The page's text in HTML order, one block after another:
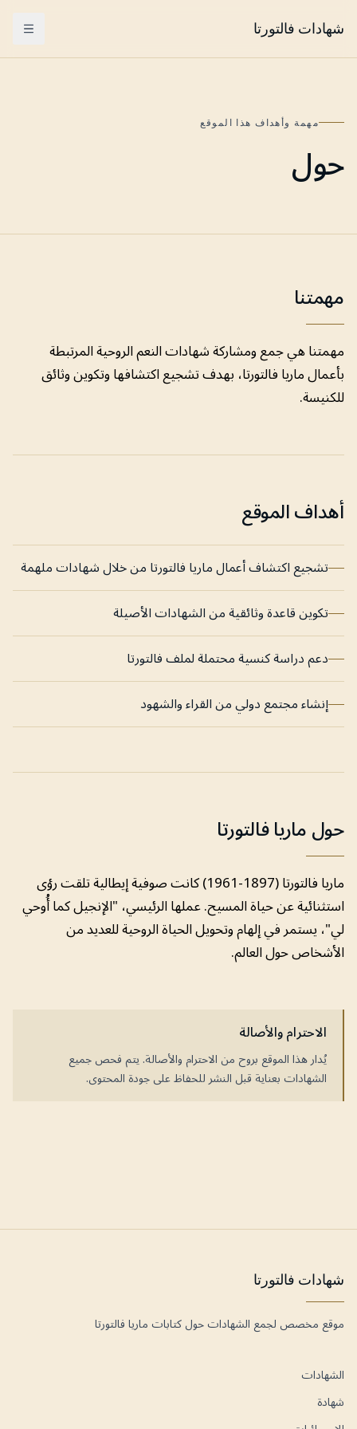
شهادات فالتورتا Menu
مهمة وأهداف هذا الموقع
حول
مهمتنا
مهمتنا هي جمع ومشاركة شهادات النعم الروحية المرتبطة
بأعمال ماريا فالتورتا، بهدف تشجيع اكتشافها وتكوين وثائق
للكنيسة.
أهداف الموقع
تشجيع اكتشاف أعمال ماريا فالتورتا من خلال شهادات ملهمة
تكوين قاعدة وثائقية من الشهادات الأصيلة
دعم دراسة كنسية محتملة لملف فالتورتا
إنشاء مجتمع دولي من القراء والشهود
حول ماريا فالتورتا
ماريا فالتورتا (1897-1961) كانت صوفية إيطالية تلقت رؤى
استثنائية عن حياة المسيح. عملها الرئيسي، "الإنجيل كما أُوحي
لي"، يستمر في إلهام وتحويل الحياة الروحية للعديد من
الأشخاص حول العالم.
الاحترام والأصالة
يُدار هذا الموقع بروح من الاحترام والأصالة. يتم فحص جميع
الشهادات بعناية قبل النشر للحفاظ على جودة المحتوى.
شهادات فالتورتا
موقع مخصص لجمع الشهادات حول كتابات ماريا فالتورتا
الشهادات
شهادة